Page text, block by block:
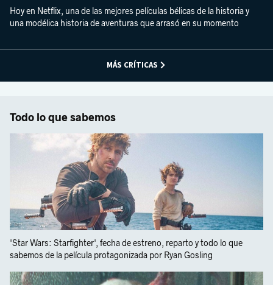
Hoy en Netflix, una de las mejores películas bélicas de la historia y
una modélica historia de aventuras que arrasó en su momento
MÁS CRÍTICAS
Todo lo que sabemos
'Star Wars: Starfighter', fecha de estreno, reparto y todo lo que
sabemos de la película protagonizada por Ryan Gosling